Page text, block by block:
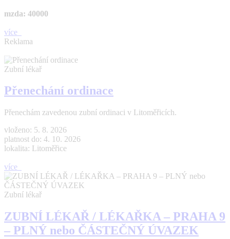
mzda: 40000
více
Reklama
Zubní lékař
Přenechání ordinace
Přenechám zavedenou zubní ordinaci v Litoměřicích.
vloženo: 5. 8. 2026
platnost do: 4. 10. 2026
lokalita: Litoměřice
více
Zubní lékař
ZUBNÍ LÉKAŘ / LÉKAŘKA – PRAHA 9
– PLNÝ nebo ČÁSTEČNÝ ÚVAZEK